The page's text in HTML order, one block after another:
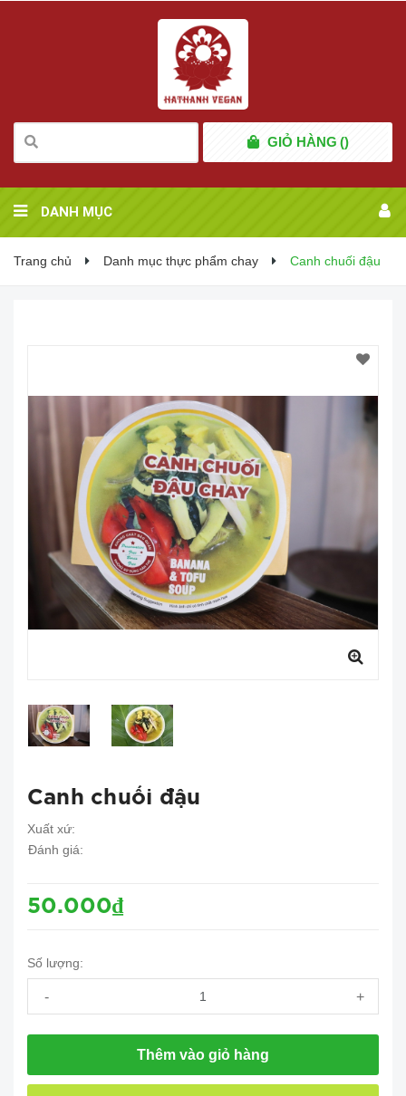
GIỎ HÀNG ()
DANH MỤC
Trang chủ Danh mục thực phẩm chay Canh chuối đậu
Canh chuối đậu
Xuất xứ:
Đánh giá:
50.000₫
Số lượng:
- +
Thêm vào giỏ hàng